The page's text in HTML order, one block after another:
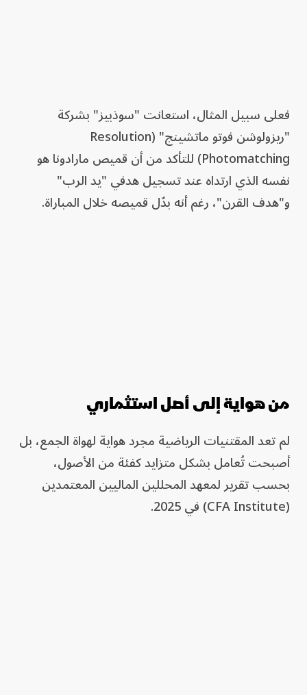
فعلى سبيل المثال، استعانت "سوذبيز" بشركة
"ريزولوشن فوتو ماتشينج" (Resolution
Photomatching) للتأكد من أن قميص مارادونا هو
نفسه الذي ارتداه عند تسجيل هدفي "يد الرب"
و"هدف القرن"، رغم أنه بدّل قميصه خلال المباراة.
من هواية إلى أصل استثماري
لم تعد المقتنيات الرياضية مجرد هواية لهواة الجمع، بل
أصبحت تُعامل بشكل متزايد كفئة من الأصول،
بحسب تقرير لمعهد المحللين الماليين المعتمدين
(CFA Institute) في 2025.